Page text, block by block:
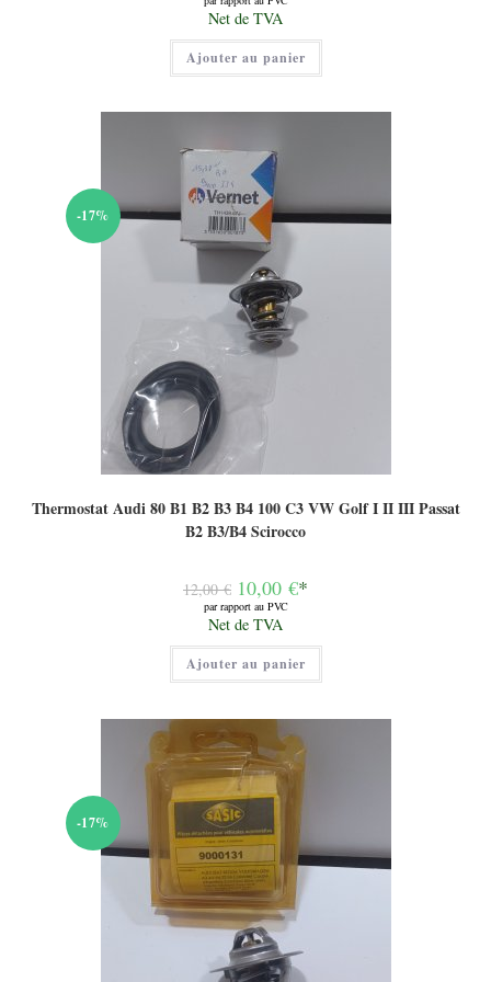
initial
était :
26,00 €.
Le
prix
actuel
est :
13,00 €.
Net de TVA
Ajouter au panier
-17%
Thermostat Audi 80 B1 B2 B3 B4 100 C3 VW Golf I II III Passat
B2 B3/B4 Scirocco
12,00€ Le
prix
initial
était :
12,00 €.
10,00 €*
par rapport au PVC
Le
prix
actuel
est :
10,00 €.
Net de TVA
Ajouter au panier
-17%